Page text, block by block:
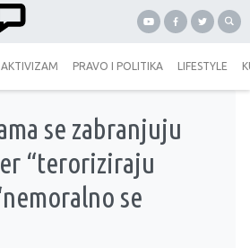
AKTIVIZAM PRAVO I POLITIKA LIFESTYLE
se zabranjuju
“teroriziraju
se